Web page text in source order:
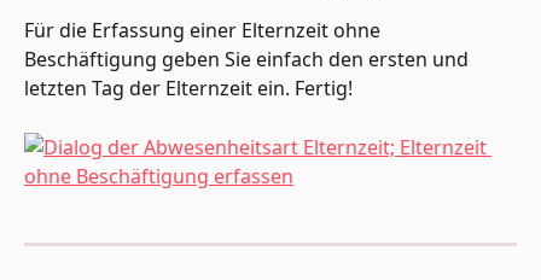
Für die Erfassung einer Elternzeit ohne
Beschäftigung geben Sie einfach den ersten und
letzten Tag der Elternzeit ein. Fertig!